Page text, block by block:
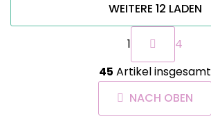
S
t
e
u
e
WEITERE 12 LADEN
P
a
g
i
n
i
e
1
4
45 Artikel insgesamt
NACH OBEN